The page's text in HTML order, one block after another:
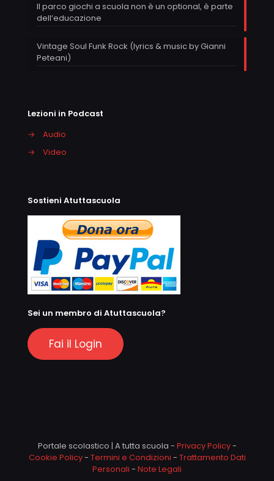
Il parco giochi a scuola non è un optional, è parte
dell’educazione
Vintage Soul Funk Rock (lyrics & music by Gianni
Peteani)
Lezioni in Podcast
→
Audio
→
Video
Sostieni Atuttascuola
Sei un membro di Atuttascuola?
Fai il Login
Portale scolastico | A tutta scuola - Privacy Policy-
Cookie Policy- Termini e Condizioni - Trattamento Dati
Personali - Note Legali